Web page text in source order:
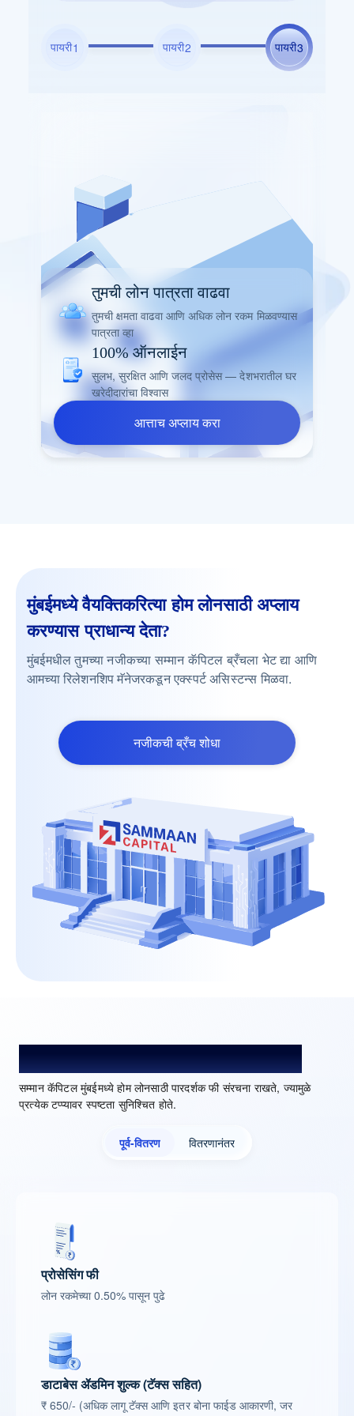
पायरी1 पायरी2 पायरी3
तुमची लोन पात्रता वाढवा
तुमची क्षमता वाढवा आणि अधिक लोन रकम मिळवण्यास
पात्रता व्हा
100% ऑनलाईन
सुलभ, सुरक्षित आणि जलद प्रोसेस — देशभरातील घर
खरेदीदारांचा विश्वास
आत्ताच अप्लाय करा
मुंबईमध्ये वैयक्तिकरित्या होम लोनसाठी अप्लाय
करण्यास प्राधान्य देता?
मुंबईमधील तुमच्या नजीकच्या सम्मान कॅपिटल ब्रँचला भेट द्या आणि
आमच्या रिलेशनशिप मॅनेजरकडून एक्स्पर्ट असिस्टन्स मिळवा.
नजीकची ब्रँच शोधा
मुंबईमध्ये होम लोन प्रोसेसिंग फी आणि शुल्क
सम्मान कॅपिटल मुंबईमध्ये होम लोनसाठी पारदर्शक फी संरचना राखते, ज्यामुळे
प्रत्येक टप्प्यावर स्पष्टता सुनिश्चित होते.
पूर्व-वितरण वितरणानंतर
प्रोसेसिंग फी
लोन रकमेच्या 0.50% पासून पुढे
डाटाबेस ॲडमिन शुल्क (टॅक्स सहित)
₹ 650/- (अधिक लागू टॅक्स आणि इतर बोना फाईड आकारणी, जर